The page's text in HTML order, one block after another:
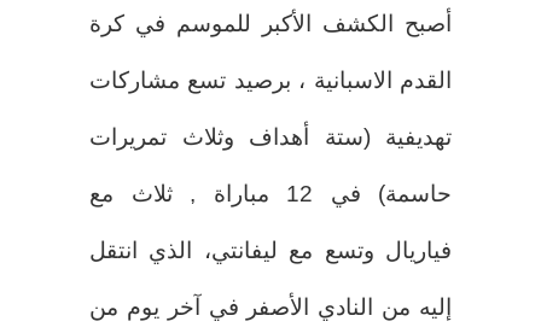
أصبح الكشف الأكبر للموسم في كرة
القدم الاسبانية ، برصيد تسع مشاركات
تهديفية (ستة أهداف وثلاث تمريرات
حاسمة) في 12 مباراة , ثلاث مع
فياريال وتسع مع ليفانتي، الذي انتقل
إليه من النادي الأصفر في آخر يوم من